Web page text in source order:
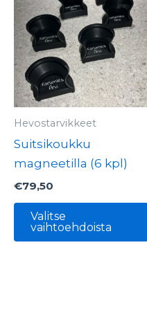
Hevostarvikkeet
Suitsikoukku
magneetilla (6 kpl)
€79,50
Valitse
vaihtoehdoista